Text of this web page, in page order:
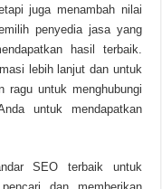
juga menambah nilai
penyedia jasa yang
hasil terbaik.
lebih lanjut dan untuk
ragu untuk menghubungi
untuk mendapatkan
SEO terbaik untuk